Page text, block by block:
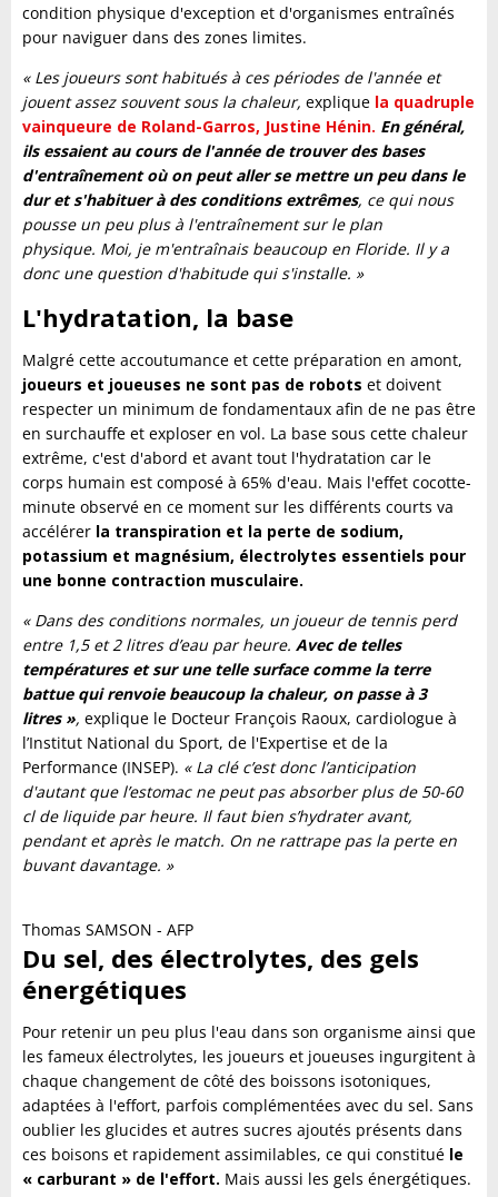
condition physique d'exception et d'organismes entraînés
pour naviguer dans des zones limites.
« Les joueurs sont habitués à ces périodes de l'année et
jouent assez souvent sous la chaleur, explique la quadruple
vainqueure de Roland-Garros, Justine Hénin. En général,
ils essaient au cours de l'année de trouver des bases
d'entraînement où on peut aller se mettre un peu dans le
dur et s'habituer à des conditions extrêmes, ce qui nous
pousse un peu plus à l'entraînement sur le plan
physique. Moi, je m'entraînais beaucoup en Floride. Il y a
donc une question d'habitude qui s'installe. »
L'hydratation, la base
Malgré cette accoutumance et cette préparation en amont,
joueurs et joueuses ne sont pas de robots et doivent
respecter un minimum de fondamentaux afin de ne pas être
en surchauffe et exploser en vol. La base sous cette chaleur
extrême, c'est d'abord et avant tout l'hydratation car le
corps humain est composé à 65% d'eau. Mais l'effet cocotte-
minute observé en ce moment sur les différents courts va
accélérer la transpiration et la perte de sodium,
potassium et magnésium, électrolytes essentiels pour
une bonne contraction musculaire.
« Dans des conditions normales, un joueur de tennis perd
entre 1,5 et 2 litres d’eau par heure. Avec de telles
températures et sur une telle surface comme la terre
battue qui renvoie beaucoup la chaleur, on passe à 3
litres », explique le Docteur François Raoux, cardiologue à
l’Institut National du Sport, de l'Expertise et de la
Performance (INSEP). « La clé c’est donc l’anticipation
d'autant que l’estomac ne peut pas absorber plus de 50-60
cl de liquide par heure. Il faut bien s’hydrater avant,
pendant et après le match. On ne rattrape pas la perte en
buvant davantage. »
Thomas SAMSON - AFP
Du sel, des électrolytes, des gels
énergétiques
Pour retenir un peu plus l'eau dans son organisme ainsi que
les fameux électrolytes, les joueurs et joueuses ingurgitent à
chaque changement de côté des boissons isotoniques,
adaptées à l'effort, parfois complémentées avec du sel. Sans
oublier les glucides et autres sucres ajoutés présents dans
ces boisons et rapidement assimilables, ce qui constitué le
« carburant » de l'effort. Mais aussi les gels énergétiques.